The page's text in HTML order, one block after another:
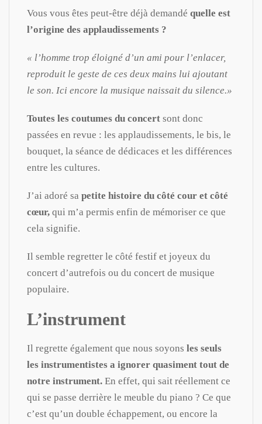
Vous vous êtes peut-être déjà demandé quelle est
l’origine des applaudissements ?
« l’homme trop éloigné d’un ami pour l’enlacer,
reproduit le geste de ces deux mains lui ajoutant
le son. Ici encore la musique naissait du silence.»
Toutes les coutumes du concert sont donc
passées en revue : les applaudissements, le bis, le
bouquet, la séance de dédicaces et les différences
entre les cultures.
J’ai adoré sa petite histoire du côté cour et côté
cœur, qui m’a permis enfin de mémoriser ce que
cela signifie.
Il semble regretter le côté festif et joyeux du
concert d’autrefois ou du concert de musique
populaire.
L’instrument
Il regrette également que nous soyons les seuls
les instrumentistes a ignorer quasiment tout de
notre instrument. En effet, qui sait réellement ce
qui se passe derrière le meuble du piano ? Ce que
c’est qu’un double échappement, ou encore la